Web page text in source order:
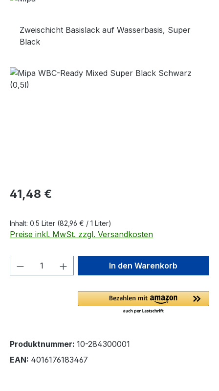
Zweischicht Basislack auf Wasserbasis, Super
Black
Bildergalerie überspringen
Regulärer Preis:
41,48 €
Inhalt: 0.5 Liter (82,96 € / 1 Liter)
Preise inkl. MwSt. zzgl. Versandkosten
Produkt Anzahl: Gib denIn den Warenkorb
Produktnummer: 10-284300001
EAN: 4016176183467